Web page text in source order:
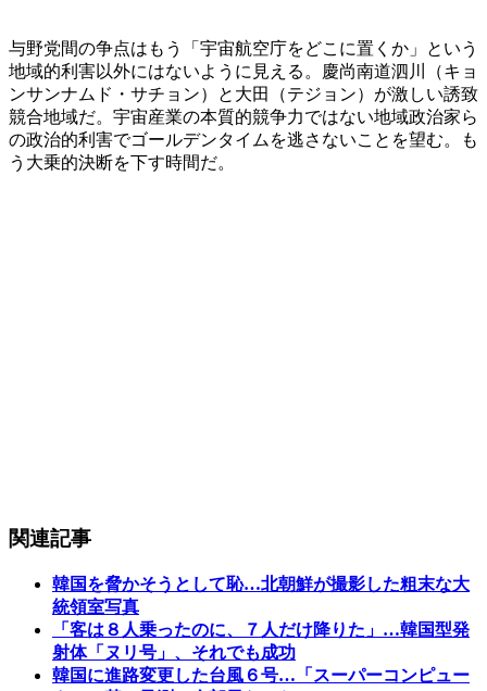
与野党間の争点はもう「宇宙航空庁をどこに置くか」という
地域的利害以外にはないように見える。慶尚南道泗川（キョ
ンサンナムド・サチョン）と大田（テジョン）が激しい誘致
競合地域だ。宇宙産業の本質的競争力ではない地域政治家ら
の政治的利害でゴールデンタイムを逃さないことを望む。も
う大乗的決断を下す時間だ。
関連記事
韓国を脅かそうとして恥…北朝鮮が撮影した粗末な大
統領室写真
「客は８人乗ったのに、７人だけ降りた」…韓国型発
射体「ヌリ号」、それでも成功
韓国に進路変更した台風６号…「スーパーコンピュー